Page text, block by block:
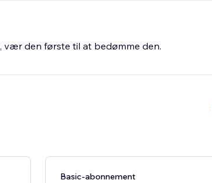
vær den første til at bedømme den.
Basic-abonnement